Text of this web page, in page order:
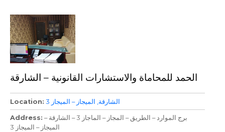
الحمد للمحاماة والاستشارات القانونية – الشارقة
Location الشارقة الميجاز – الميجاز 3
Address برج الموارد – الطريق – المجاز – الماجاز 3 – الشارقة –
الميجاز – الميجاز 3